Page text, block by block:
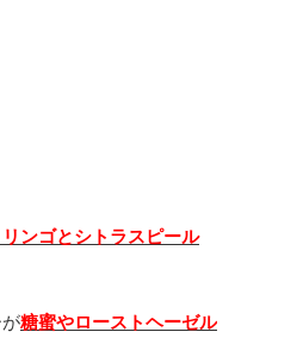
ンゴとシトラスピール
糖蜜やローストヘーゼル